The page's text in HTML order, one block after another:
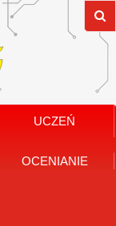
UCZEŃ
OCENIANIE